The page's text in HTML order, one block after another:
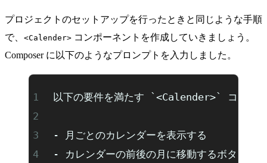
プロジェクトのセットアップを行ったときと同じような手順
で、 <Calender> コンポーネントを作成していきましょう。
Composer に以下のようなプロンプトを入力しました。
以下の要件を満たす `<Calender>` コンポー
- 月ごとのカレンダーを表示する
- カレンダーの前後の月に移動するボタンを